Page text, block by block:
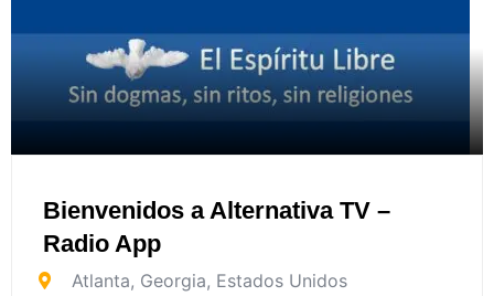
Bienvenidos a Alternativa TV –
Radio App
Atlanta, Georgia, Estados Unidos